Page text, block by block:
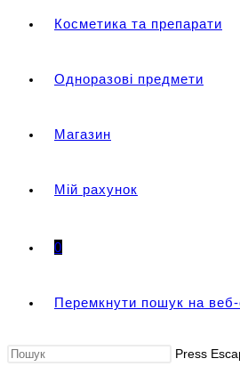
Косметика та препарати
Одноразові предмети
Магазин
Мій рахунок
0
Перемкнути пошук на веб-
Press